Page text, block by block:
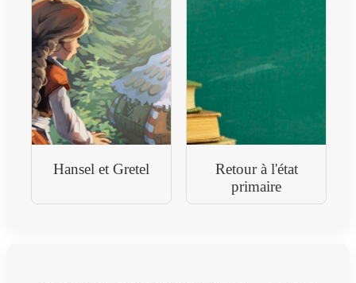
Hansel et Gretel
Retour à l'état
primaire